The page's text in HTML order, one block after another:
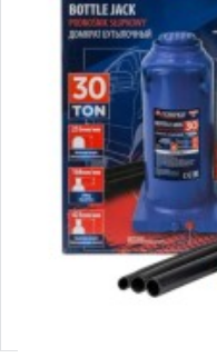
Hidrauliskais pudeļu domkrats
F-